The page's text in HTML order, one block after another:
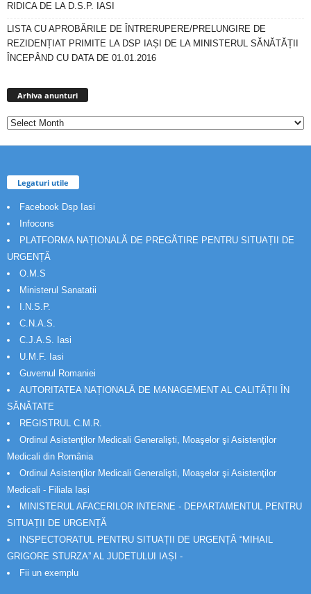
RIDICA DE LA D.S.P. IASI
LISTA CU APROBĂRILE DE ÎNTRERUPERE/PRELUNGIRE DE
REZIDENȚIAT PRIMITE LA DSP IAȘI DE LA MINISTERUL SĂNĂTĂȚII
ÎNCEPÂND CU DATA DE 01.01.2016
Arhiva anunturi
Legaturi utile
Facebook Dsp Iasi
Infocons
PLATFORMA NAȚIONALĂ DE PREGĂTIRE PENTRU SITUAȚII DE
URGENȚĂ
O.M.S
Ministerul Sanatatii
I.N.S.P.
C.N.A.S.
C.J.A.S. Iasi
U.M.F. Iasi
Guvernul Romaniei
AUTORITATEA NAȚIONALĂ DE MANAGEMENT AL CALITĂȚII ÎN
SĂNĂTATE
REGISTRUL C.M.R.
Ordinul Asistenţilor Medicali Generalişti, Moaşelor şi Asistenţilor
Medicali din România
Ordinul Asistenţilor Medicali Generalişti, Moaşelor şi Asistenţilor
Medicali - Filiala Iași
MINISTERUL AFACERILOR INTERNE - DEPARTAMENTUL PENTRU
SITUAȚII DE URGENȚĂ
INSPECTORATUL PENTRU SITUAȚII DE URGENȚĂ “MIHAIL
GRIGORE STURZA” AL JUDETULUI IAȘI -
Fii un exemplu